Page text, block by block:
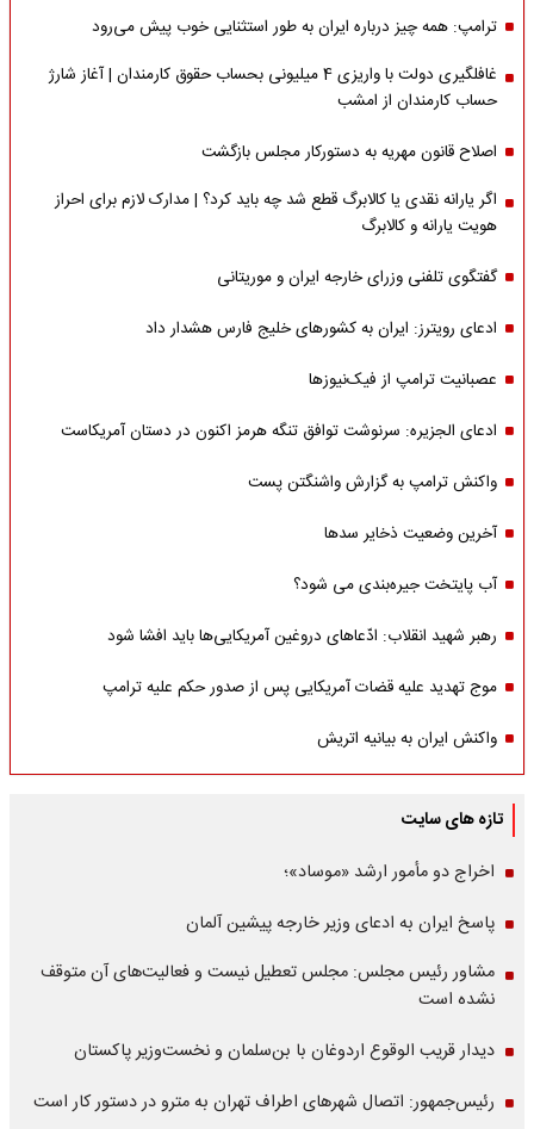
ترامپ: همه چیز درباره ایران به طور استثنایی خوب پیش می‌رود
غافلگیری دولت با واریزی 4 میلیونی بحساب حقوق کارمندان | آغاز شارژ
حساب کارمندان از امشب
اصلاح قانون مهریه به دستورکار مجلس بازگشت
اگر یارانه نقدی یا کالابرگ قطع شد چه باید کرد؟ | مدارک لازم برای احراز
هویت یارانه و کالابرگ
گفتگوی تلفنی وزرای خارجه ایران و موریتانی
ادعای رویترز: ایران به کشورهای خلیج فارس هشدار داد
عصبانیت ترامپ از فیک‌نیوزها
ادعای الجزیره: سرنوشت توافق تنگه هرمز اکنون در دستان آمریکاست
واکنش ترامپ به گزارش واشنگتن پست
آخرین وضعیت ذخایر سدها
آب پایتخت جیره‌بندی می شود؟
رهبر شهید انقلاب: ادّعاهای دروغین آمریکایی‌ها باید افشا شود
موج تهدید علیه قضات آمریکایی پس از صدور حکم علیه ترامپ
واکنش ایران به بیانیه اتریش
تازه های سایت
اخراج دو مأمور ارشد «موساد»؛
پاسخ ایران به ادعای وزیر خارجه پیشین آلمان
مشاور رئیس مجلس: مجلس تعطیل نیست و فعالیت‌های آن متوقف
نشده است
دیدار قریب الوقوع اردوغان با بن‌سلمان و نخست‌وزیر پاکستان
رئیس‌جمهور: اتصال شهرهای اطراف تهران به مترو در دستور کار است